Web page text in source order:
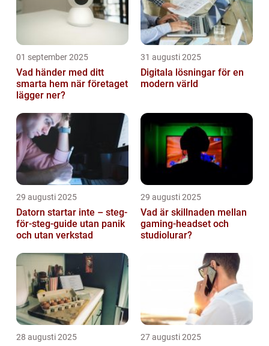
01 september 2025
Vad händer med ditt
smarta hem när företaget
lägger ner?
31 augusti 2025
Digitala lösningar för en
modern värld
29 augusti 2025
Datorn startar inte – steg-
för-steg-guide utan panik
och utan verkstad
29 augusti 2025
Vad är skillnaden mellan
gaming-headset och
studiolurar?
28 augusti 2025 27 augusti 2025